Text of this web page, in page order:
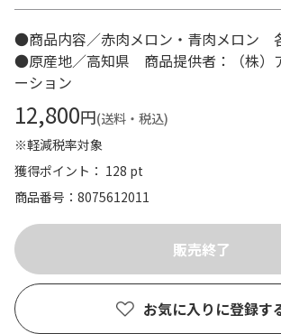
●商品内容／赤肉メロン・青肉メロン
●原産地／高知県 商品提供者：（株）
ーション
12,800円(送料・税込)
※軽減税率対象
獲得ポイント： 128 pt
商品番号
8075612011
お気に入りに登録す